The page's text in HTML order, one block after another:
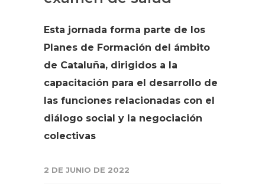
Esta jornada forma parte de los
Planes de Formación del ámbito
de Cataluña, dirigidos a la
capacitación para el desarrollo de
las funciones relacionadas con el
diálogo social y la negociación
colectivas
2 DE JUNIO DE 2022